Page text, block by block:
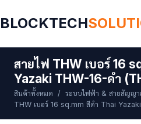
BLOCKTECH
สายไฟ THW เบอร์ 16
Yazaki THW-16-ดำ
สินค้าทั้งหมด / ระบบไฟฟ้า & สายสัญญ
THW เบอร์ 16 sq.mm สีดำ Thai